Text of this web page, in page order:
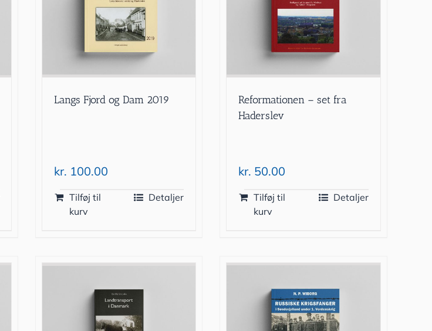
Langs Fjord og Dam 2019
kr. 100.00
Tilføj til
kurv
Detaljer
Reformationen – set fra
Haderslev
kr. 50.00
Tilføj til
kurv
Detaljer